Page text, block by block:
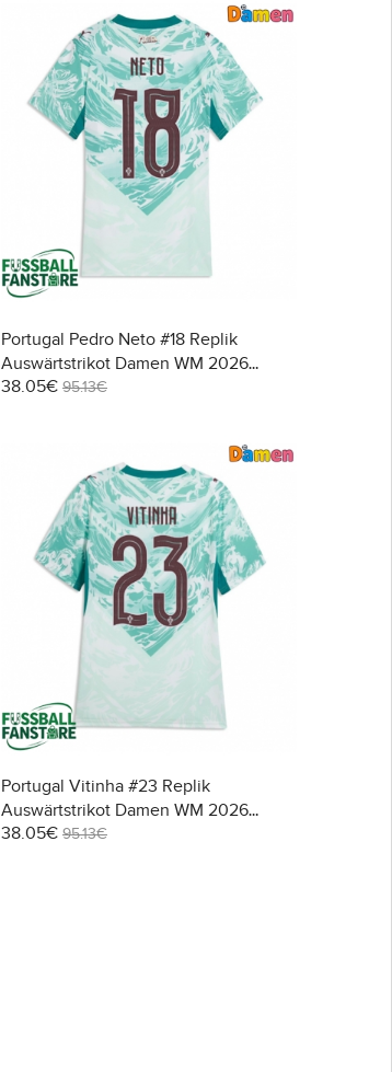
Portugal Pedro Neto #18 Replik
Auswärtstrikot Damen WM 2026
Kurzarm
38.05€ 95.13€
Portugal Vitinha #23 Replik
Auswärtstrikot Damen WM 2026
Kurzarm
38.05€ 95.13€